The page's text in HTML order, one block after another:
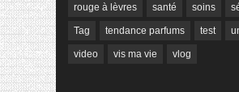
rouge à lèvres santé soins
Tag tendance parfums test
video vis ma vie vlog